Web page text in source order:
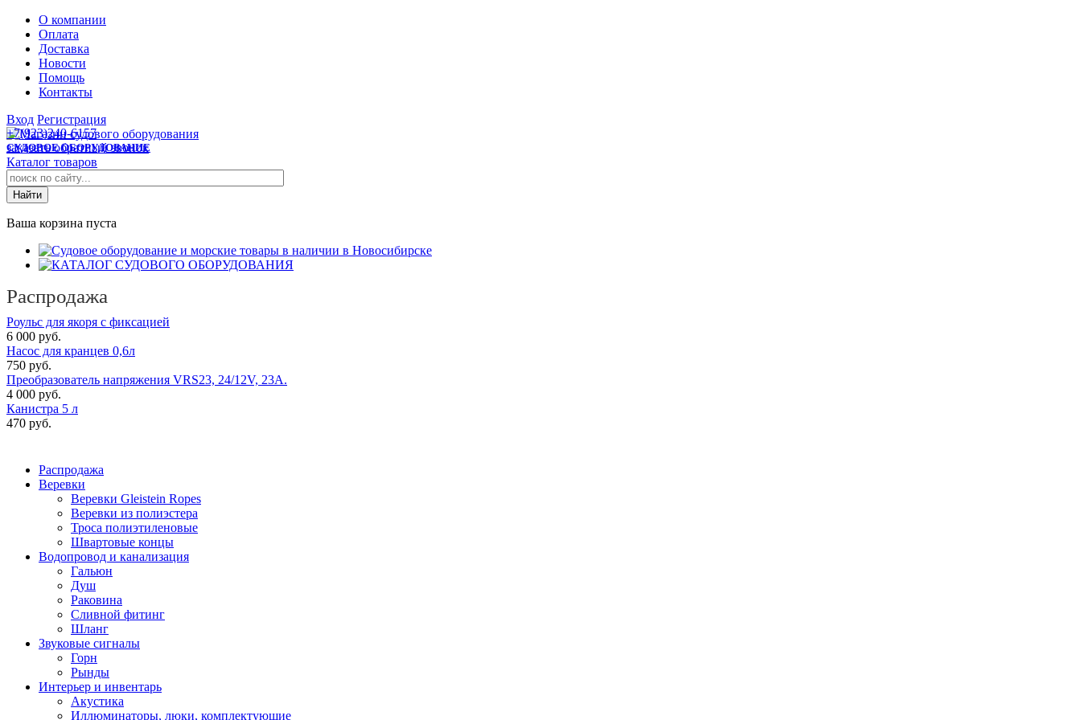
О компании
Оплата
Доставка
Новости
Помощь
Контакты
Вход Регистрация
СУДОВОЕ ОБОРУДОВАНИЕ
+7(923)240-6157
заказать обратный звонок
Каталог товаров
Ваша корзина пуста
Распродажа
Роульс для якоря с фиксацией
6 000 руб.
Насос для кранцев 0,6л
750 руб.
Преобразователь напряжения VRS23, 24/12V, 23A.
4 000 руб.
Канистра 5 л
470 руб.
Распродажа
Веревки
Веревки Gleistein Ropes
Веревки из полиэстера
Троса полиэтиленовые
Швартовые концы
Водопровод и канализация
Гальюн
Душ
Раковина
Сливной фитинг
Шланг
Звуковые сигналы
Горн
Рынды
Интерьер и инвентарь
Акустика
Иллюминаторы, люки, комплектующие